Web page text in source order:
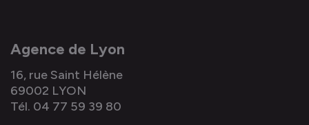
Agence de Lyon
16, rue Saint Hélène
69002 LYON
Tél. 04 77 59 39 80